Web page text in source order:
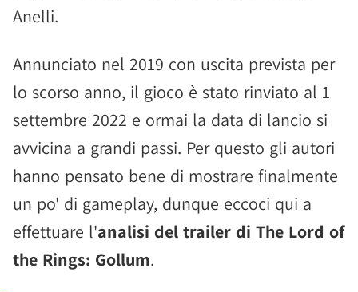
Anelli.
Annunciato nel 2019 con uscita prevista per
lo scorso anno, il gioco è stato rinviato al 1
settembre 2022 e ormai la data di lancio si
avvicina a grandi passi. Per questo gli autori
hanno pensato bene di mostrare finalmente
un po' di gameplay, dunque eccoci qui a
effettuare l'analisi del trailer di The Lord of
the Rings: Gollum.